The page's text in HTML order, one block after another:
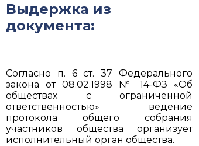
Выдержка из
документа:
Согласно п. 6 ст. 37 Федерального
закона от 08.02.1998 № 14-ФЗ «Об
обществах с ограниченной
ответственностью» ведение
протокола общего собрания
участников общества организует
исполнительный орган общества.